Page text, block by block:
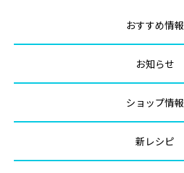
おすすめ情報
お知らせ
ショップ情報
新レシピ